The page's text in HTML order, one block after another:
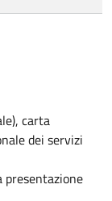
carta
dei servizi